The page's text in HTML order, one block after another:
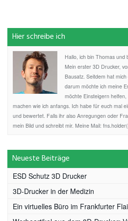
Hier schreibe ich
Hallo, ich bin Thomas und
Mein erster 3D Drucker,
Bausatz. Seitdem hat
darum möchte ich meine
möchte Einsteigern
machen wie ich anfangs. Ich habe für euch mal
und bewertet. Falls ihr also Anregungen oder
mein Bild und schreibt mir. Meine Mail:
Neueste Beiträge
ESD Schutz 3D Drucker
3D-Drucker in der Medizin
Ein virtuelles Büro im Frankfurter